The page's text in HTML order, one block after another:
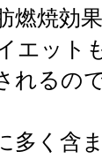
燃焼効
エット
れるの
多く含